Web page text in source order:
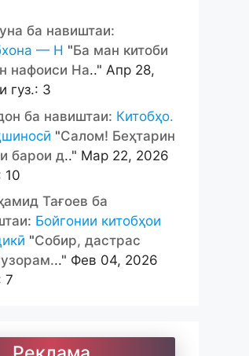
ба навиштаи:
— Н "Ба ман китоби
нафоиси На.." Апр 28,
гуз.: 3
ба навиштаи: Китобҳо.
"Салом! Беҳтарин
барои д.." Мар 22, 2026
10
Тағоев ба
Бойгонии китобҳои
"Собир, дастрас
.." Фев 04, 2026
7